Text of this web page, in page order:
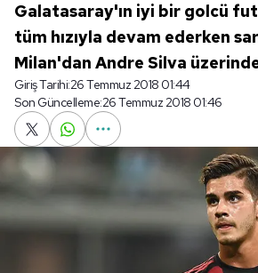
Galatasaray'ın iyi bir golcü
tüm hızıyla devam ederken
Milan'dan Andre Silva
Giriş Tarihi:26 Temmuz 2018 01:44
Son Güncelleme:26 Temmuz 2018 01:46